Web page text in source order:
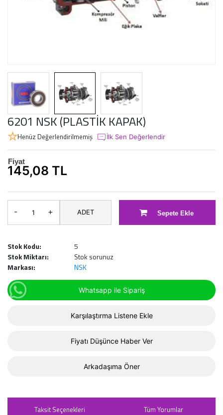
6201 NSK (PLASTİK KAPAK)
Henüz Değerlendirilmemiş İlk Sen Değerlendir
Fiyat
145,08 TL
- + ADET Sepete Ekle
Stok Kodu:
5
Stok Miktarı:
Stok sorunuz
Markası:
NSK
Whatsapp ile Sipariş
Karşılaştırma Listene Ekle
Fiyatı Düşünce Haber Ver
Arkadaşıma Öner
Taksit Seçenekleri Tüm Yorumlar